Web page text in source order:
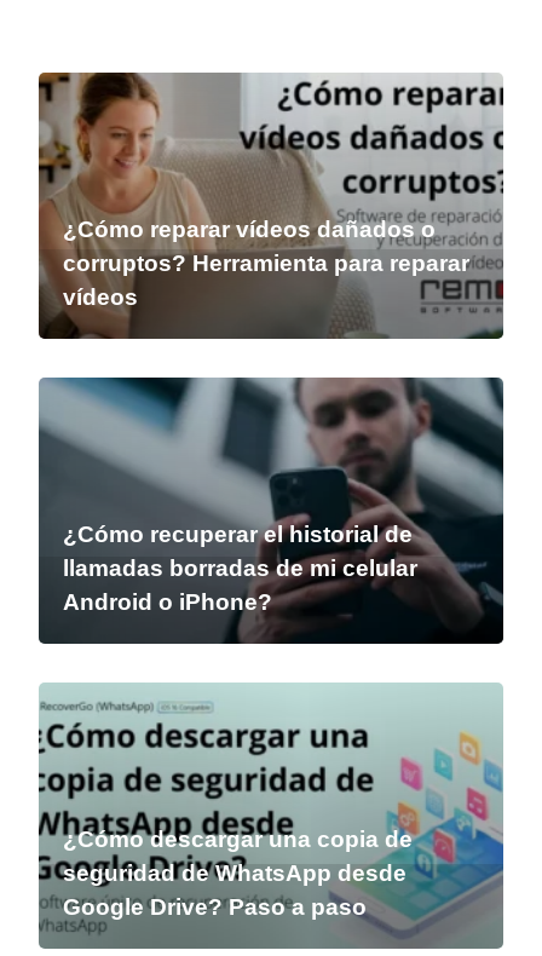
¿Cómo reparar vídeos dañados o
corruptos? Herramienta para reparar
vídeos
¿Cómo recuperar el historial de
llamadas borradas de mi celular
Android o iPhone?
¿Cómo descargar una copia de
seguridad de WhatsApp desde
Google Drive? Paso a paso